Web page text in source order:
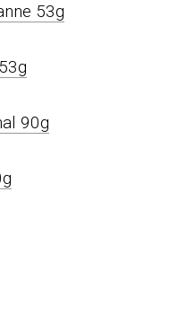
53g
90g